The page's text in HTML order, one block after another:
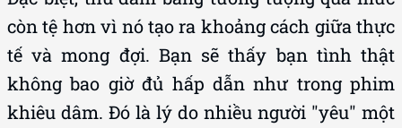
tế và mong đợi. Bạn sẽ thấy bạn tình thật
không bao giờ đủ hấp dẫn như trong phim
khiêu dâm. Đó là lý do nhiều người "yêu" một
mình dễ dàng hơn với người thật.